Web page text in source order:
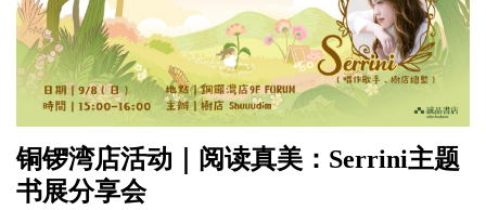
铜锣湾店活动｜阅读真美：Serrini主题
书展分享会